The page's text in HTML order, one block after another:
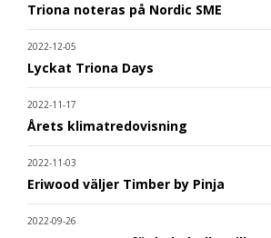
Triona noteras på Nordic SME
2022-12-05
Lyckat Triona Days
2022-11-17
Årets klimatredovisning
2022-11-03
Eriwood väljer Timber by Pinja
2022-09-26